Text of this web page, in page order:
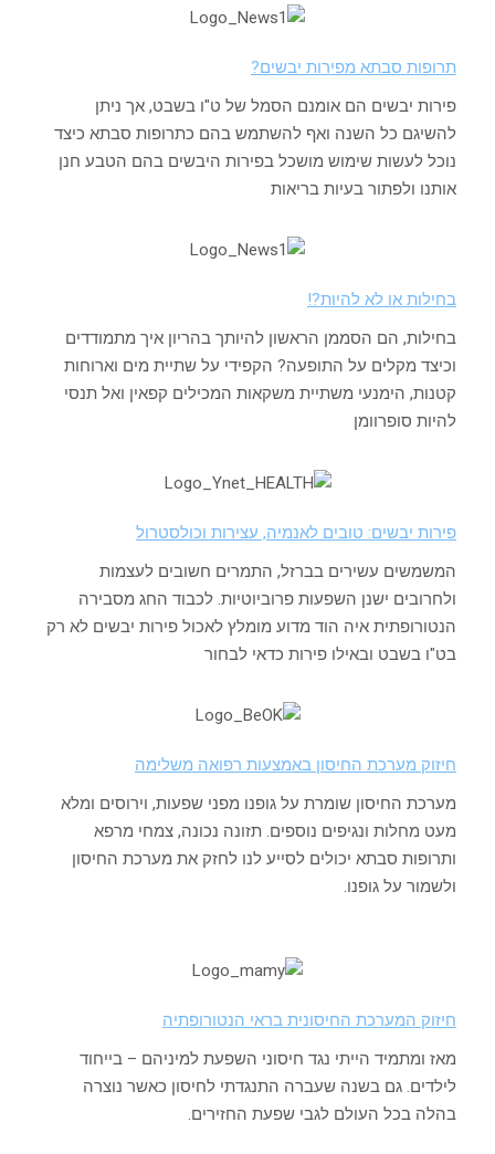
תרופות סבתא מפירות יבשים?
פירות יבשים הם אומנם הסמל של ט"ו בשבט, אך ניתן
להשיגם כל השנה ואף להשתמש בהם כתרופות סבתא כיצד
נוכל לעשות שימוש מושכל בפירות היבשים בהם הטבע חנן
אותנו ולפתור בעיות בריאות
בחילות או לא להיות?!
בחילות, הם הסממן הראשון להיותך בהריון איך מתמודדים
וכיצד מקלים על התופעה? הקפידי על שתיית מים וארוחות
קטנות, הימנעי משתיית משקאות המכילים קפאין ואל תנסי
להיות סופרוומן
פירות יבשים: טובים לאנמיה, עצירות וכולסטרול
המשמשים עשירים בברזל, התמרים חשובים לעצמות
ולחרובים ישנן השפעות פרוביוטיות. לכבוד החג מסבירה
הנטורופתית איה הוד מדוע מומלץ לאכול פירות יבשים לא רק
בט"ו בשבט ובאילו פירות כדאי לבחור
חיזוק מערכת החיסון באמצעות רפואה משלימה
מערכת החיסון שומרת על גופנו מפני שפעות, וירוסים ומלא
מעט מחלות ונגיפים נוספים. תזונה נכונה, צמחי מרפא
ותרופות סבתא יכולים לסייע לנו לחזק את מערכת החיסון
ולשמור על גופנו.
חיזוק המערכת החיסונית בראי הנטורופתיה
מאז ומתמיד הייתי נגד חיסוני השפעת למיניהם – בייחוד
לילדים. גם בשנה שעברה התנגדתי לחיסון כאשר נוצרה
בהלה בכל העולם לגבי שפעת החזירים.